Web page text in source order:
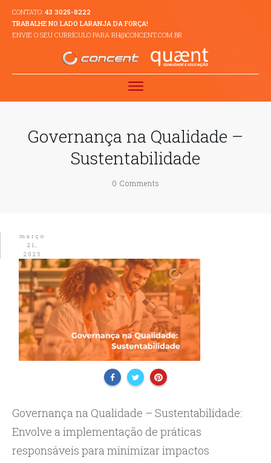
CONTATO: 43 3025-8222
TRABALHE NO LADO LARANJA DA FORÇA!
ENVIE O SEU CURRÍCULO PARA RH@CONCENT.COM.BR
Governança na Qualidade –
Sustentabilidade
0 Comments
março
21,
2025
Governança na Qualidade – Sustentabilidade:
Envolve a implementação de práticas
responsáveis para minimizar impactos